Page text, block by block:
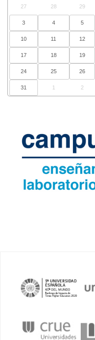
27 28 29
3 4 5
10 11 12
17 18 19
24 25 26
31 1 2